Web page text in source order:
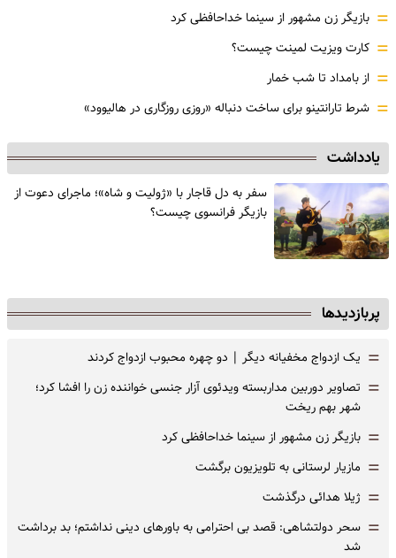
= بازیگر زن مشهور از سینما خداحافظی کرد
= کارت ویزیت لمینت چیست؟
= از بامداد تا شب خمار
= شرط تارانتینو برای ساخت دنباله «روزی روزگاری در هالیوود»
یادداشت
سفر به دل قاجار با «ژولیت و شاه»؛ ماجرای دعوت از
‌بازیگر فرانسوی چیست؟
پربازدیدها
= یک ازدواج مخفیانه دیگر | دو چهره محبوب ازدواج کردند
= تصاویر دوربین مداربسته ویدئوی آزار جنسی خواننده زن را افشا کرد؛
شهر بهم ریخت
= بازیگر زن مشهور از سینما خداحافظی کرد
= مازیار لرستانی به تلویزیون برگشت
= ژیلا هدائی درگذشت
= سحر دولتشاهی: قصد بی احترامی به باورهای دینی نداشتم؛ بد برداشت
شد